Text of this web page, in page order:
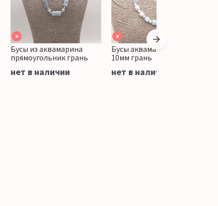
×
Бусы из аквамарина
прямоугольник грань
нет в наличии
×
Бусы аквамарин квадрат
10мм грань
нет в наличии